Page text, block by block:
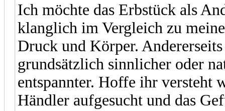
Ich möchte das Erbstück als
klanglich im Vergleich zu
Druck und Körper.
grundsätzlich sinnlicher oder
entspannter. Hoffe ihr versteht
Händler aufgesucht und das